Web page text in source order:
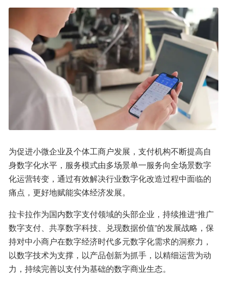
为促进小微企业及个体工商户发展，支付机构不断提高自
身数字化水平，服务模式由多场景单一服务向全场景数字
化运营转变，通过有效解决行业数字化改造过程中面临的
痛点，更好地赋能实体经济发展。
拉卡拉作为国内数字支付领域的头部企业，持续推进“推广
数字支付、共享数字科技、兑现数据价值”的发展战略，保
持对中小商户在数字经济时代多元数字化需求的洞察力，
以数字技术为支撑，以产品创新为抓手，以精细运营为动
力，持续完善以支付为基础的数字商业生态。